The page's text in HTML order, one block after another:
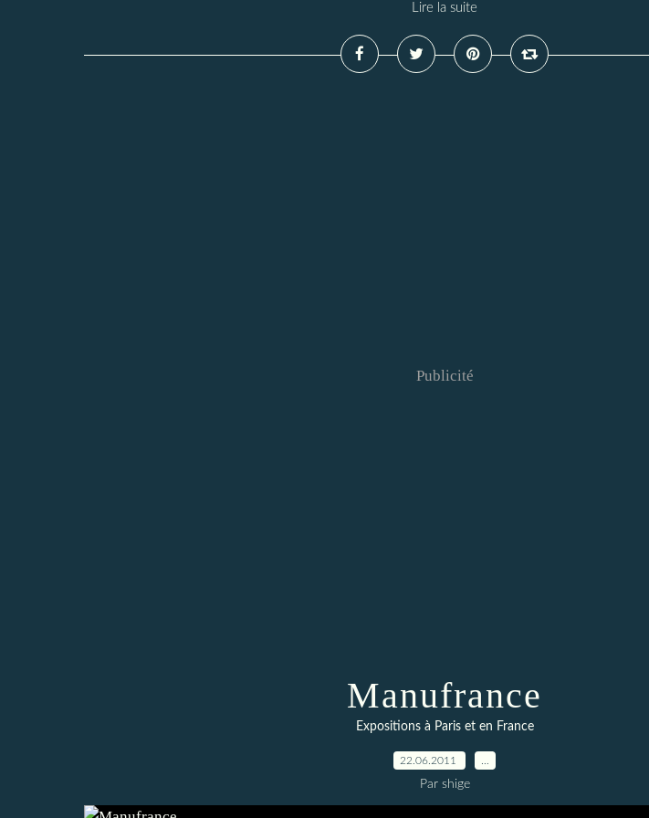
Lire la suite
Publicité
Manufrance
Expositions à Paris et en France
22.06.2011
Par shige